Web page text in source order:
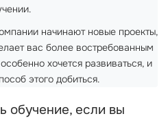
начинают новые проекты,
вас более востребованным
хочется развиваться, и
этого добиться.
обучение, если вы